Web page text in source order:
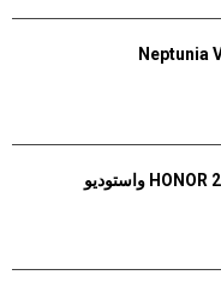
تعاون يجمع بين سلسلة HONOR 200 واستوديو